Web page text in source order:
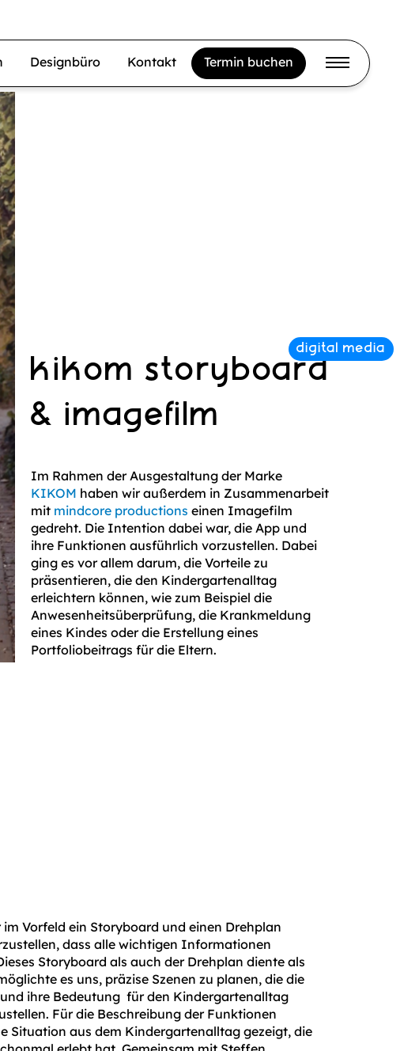
Designbüro Kontakt Termin buchen
kikom storyboard
& imagefilm
Im Rahmen der Ausgestaltung der Marke
KIKOM haben wir außerdem in Zusammenarbeit
mit mindcore productions einen Imagefilm
gedreht. Die Intention dabei war, die App und
ihre Funktionen ausführlich vorzustellen. Dabei
ging es vor allem darum, die Vorteile zu
präsentieren, die den Kindergartenalltag
erleichtern können, wie zum Beispiel die
Anwesenheitsüberprüfung, die Krankmeldung
eines Kindes oder die Erstellung eines
Portfoliobeitrags für die Eltern.
Vorfeld ein Storyboard und einen Drehplan
dass alle wichtigen Informationen
Storyboard als auch der Drehplan diente als
es uns, präzise Szenen zu planen, die die
ihre Bedeutung für den Kindergartenalltag
Für die Beschreibung der Funktionen
Situation aus dem Kindergartenalltag gezeigt, die